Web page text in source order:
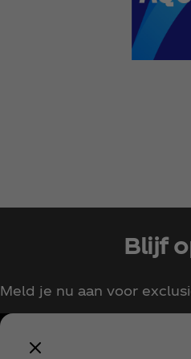
Blijf
Meld je nu aan voor